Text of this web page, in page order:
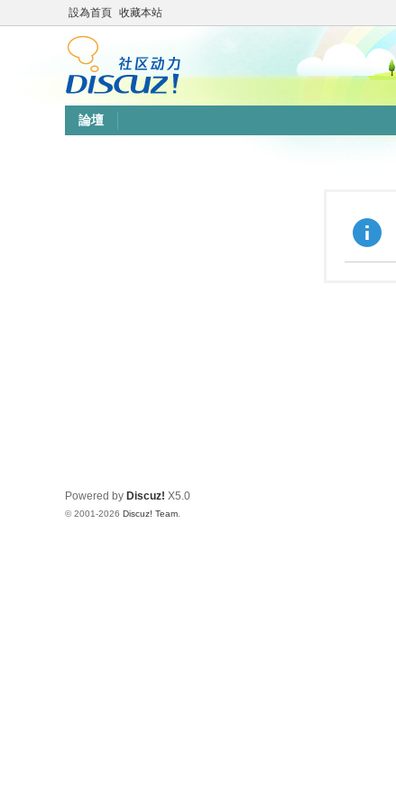
設為首頁 收藏本站
論壇
Powered by Discuz! X5.0
© 2001-2026 Discuz! Team